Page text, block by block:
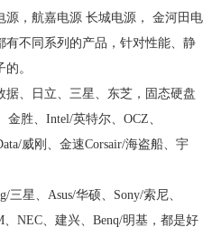
，航嘉电源 长城电源， 金河田电
不同系列的产品，针对性能、静
。
、日立、三星、东芝，固态硬盘
胜、Intel/英特尔、OCZ、
威刚、金速Corsair/海盗船、宇
三星、Asus/华硕、Sony/索尼、
NEC、建兴、Benq/明基，都是好